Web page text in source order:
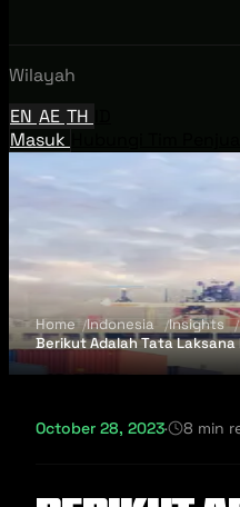
Wilayah
EN AE TH
Masuk
Home Indonesia
Insights
Berikut Adalah Tata
October 28, 2023· 8 min